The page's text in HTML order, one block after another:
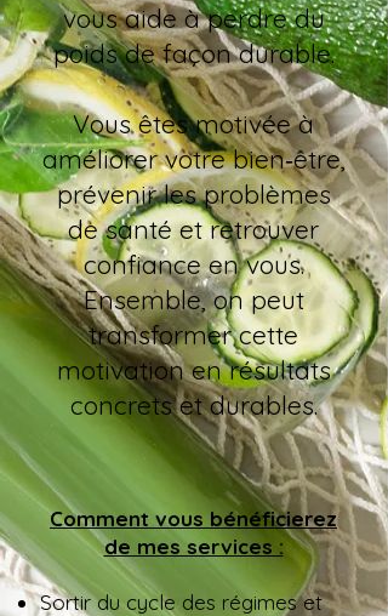
vous aide à perdre du
poids de façon durable.
Vous êtes motivée à
améliorer votre bien‑être,
prévenir les problèmes
de santé et retrouver
confiance en vous.
Ensemble, on peut
transformer cette
motivation en résultats
concrets et durables.
Comment vous bénéficierez
de mes services :
Sortir du cycle des régimes et